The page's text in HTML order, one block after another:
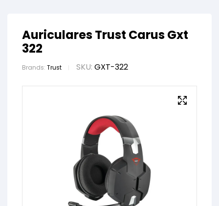
Auriculares Trust Carus Gxt
322
Brands: Trust SKU: GXT-322